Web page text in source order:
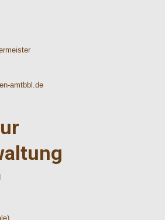
amtbbl.de